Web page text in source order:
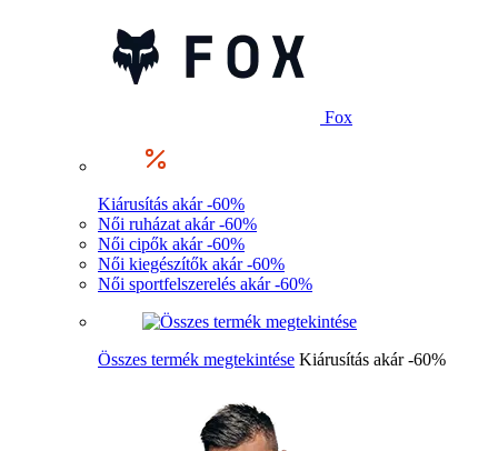
Fox
Kiárusítás akár -60%
Női ruházat akár -60%
Női cipők akár -60%
Női kiegészítők akár -60%
Női sportfelszerelés akár -60%
Összes termék megtekintése Kiárusítás akár -60%